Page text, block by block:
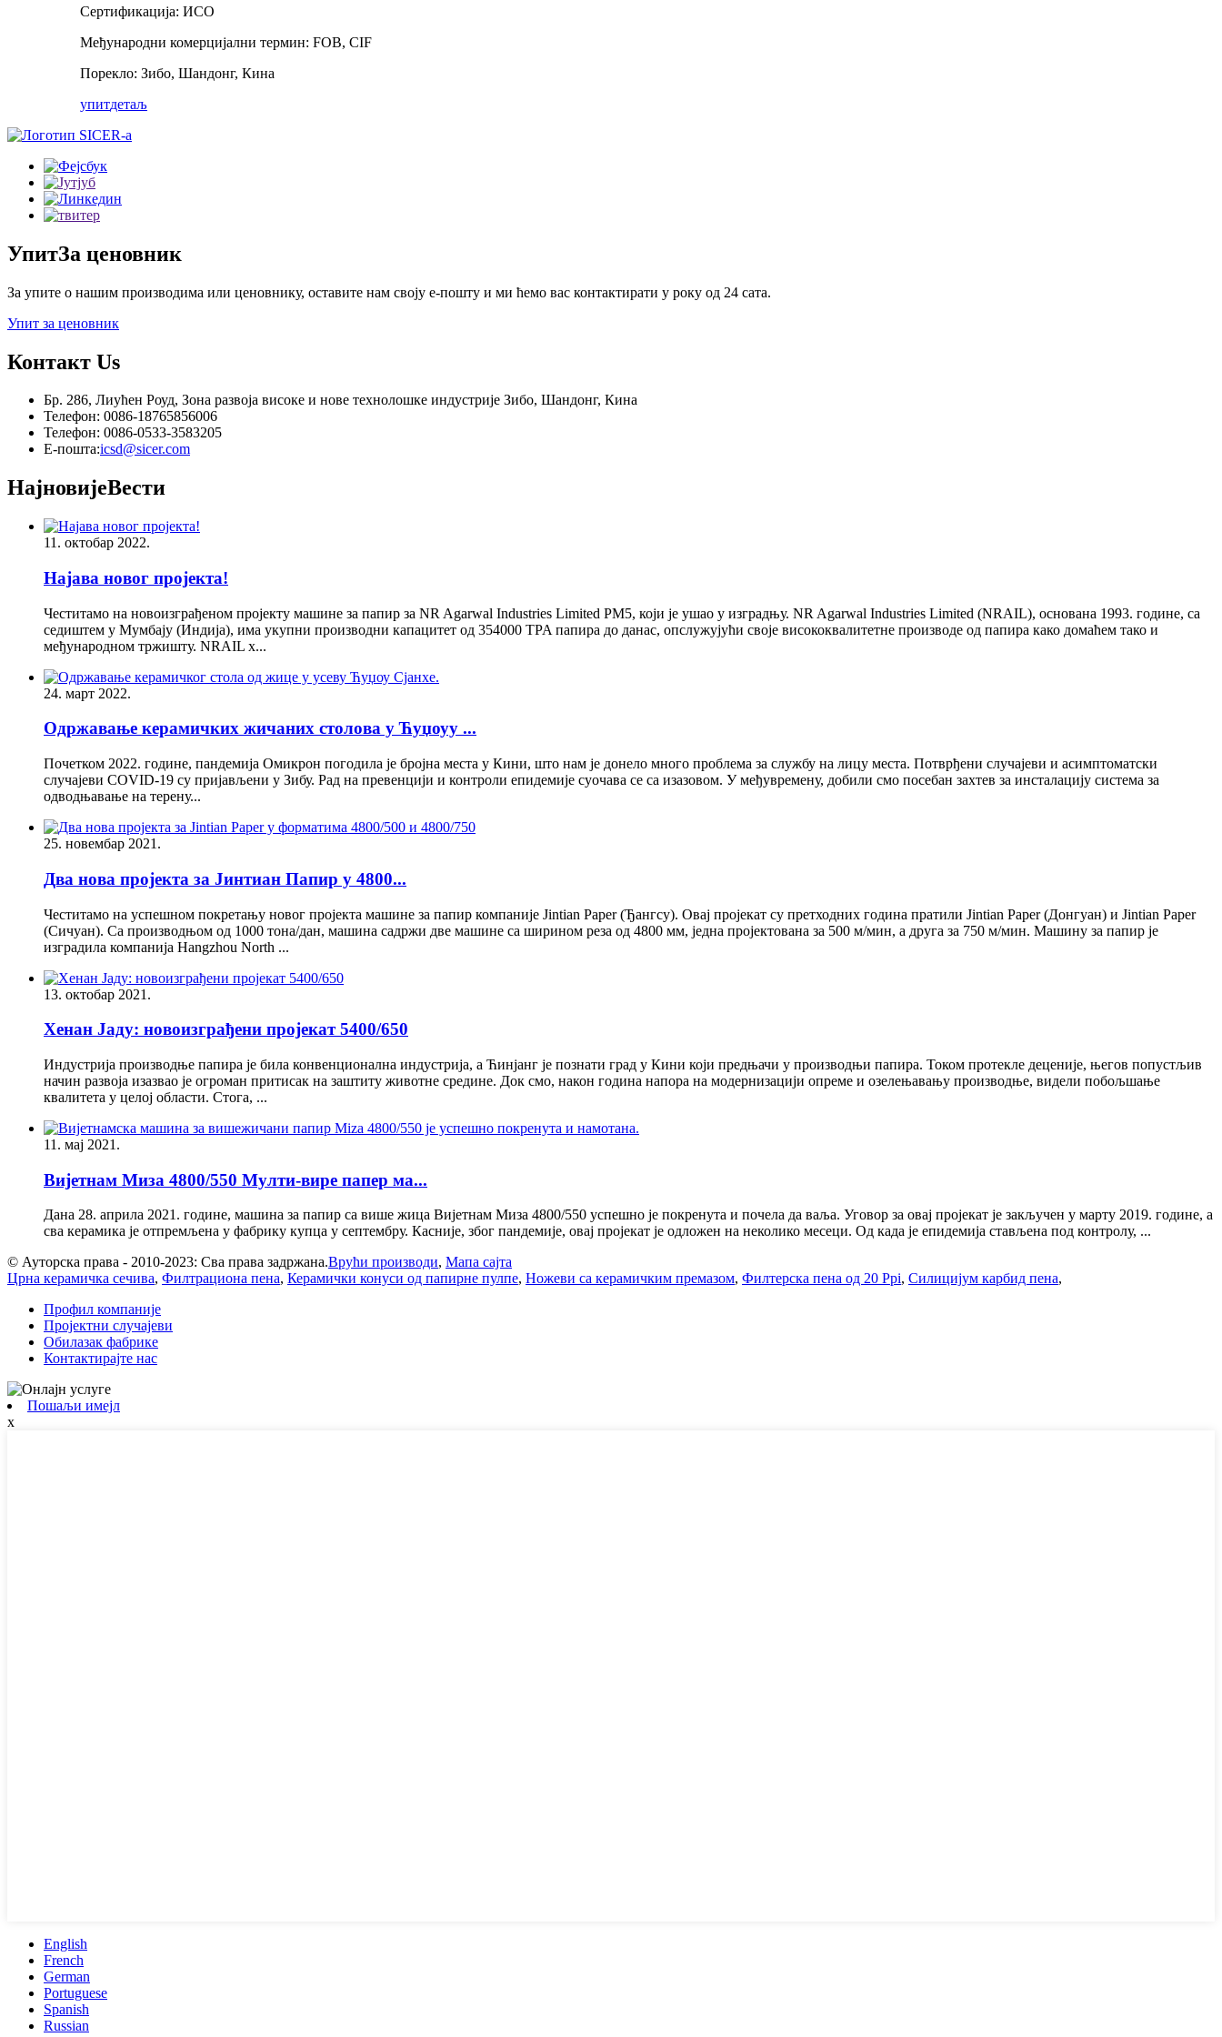
Сертификација: ИСО
Међународни комерцијални термин: FOB, CIF
Порекло: Зибо, Шандонг, Кина
упитдетаљ
УпитЗа ценовник
За упите о нашим производима или ценовнику, оставите нам своју е-пошту и ми ћемо вас контактирати у року од 24 сата.
Упит за ценовник
Контакт Us
Бр. 286, Лиућен Роуд, Зона развоја високе и нове технолошке индустрије Зибо, Шандонг, Кина
Телефон: 0086-18765856006
Телефон: 0086-0533-3583205
Е-пошта:icsd@sicer.com
НајновијеВести
11. октобар 2022.
Најава новог пројекта!
Честитамо на новоизграђеном пројекту машине за папир за NR Agarwal Industries Limited PM5, који је ушао у изградњу. NR Agarwal Industries Limited (NRAIL), основана 1993. године, са
седиштем у Мумбају (Индија), има укупни производни капацитет од 354000 TPA папира до данас, опслужујући своје висококвалитетне производе од папира како домаћем тако и
међународном тржишту. NRAIL х...
24. март 2022.
Одржавање керамичких жичаних столова у Ћуџоуу ...
Почетком 2022. године, пандемија Омикрон погодила је бројна места у Кини, што нам је донело много проблема за службу на лицу места. Потврђени случајеви и асимптоматски
случајеви COVID-19 су пријављени у Зибу. Рад на превенцији и контроли епидемије суочава се са изазовом. У међувремену, добили смо посебан захтев за инсталацију система за
одводњавање на терену...
25. новембар 2021.
Два нова пројекта за Јинтиан Папир у 4800...
Честитамо на успешном покретању новог пројекта машине за папир компаније Jintian Paper (Ђангсу). Овај пројекат су претходних година пратили Jintian Paper (Донгуан) и Jintian Paper
(Сичуан). Са производњом од 1000 тона/дан, машина садржи две машине са ширином реза од 4800 мм, једна пројектована за 500 м/мин, а друга за 750 м/мин. Машину за папир је
изградила компанија Hangzhou North ...
13. октобар 2021.
Хенан Јаду: новоизграђени пројекат 5400/650
Индустрија производње папира је била конвенционална индустрија, а Ћинјанг је познати град у Кини који предњачи у производњи папира. Током протекле деценије, његов попустљив
начин развоја изазвао је огроман притисак на заштиту животне средине. Док смо, након година напора на модернизацији опреме и озелењавању производње, видели побољшање
квалитета у целој области. Стога, ...
11. мај 2021.
Вијетнам Миза 4800/550 Мулти-вире папер ма...
Дана 28. априла 2021. године, машина за папир са више жица Вијетнам Миза 4800/550 успешно је покренута и почела да ваља. Уговор за овај пројекат је закључен у марту 2019. године, а
сва керамика је отпремљена у фабрику купца у септембру. Касније, због пандемије, овај пројекат је одложен на неколико месеци. Од када је епидемија стављена под контролу, ...
© Ауторска права - 2010-2023: Сва права задржана.Врући производи, Мапа сајта
Црна керамичка сечива, Филтрациона пена, Керамички конуси од папирне пулпе, Ножеви са керамичким премазом, Филтерска пена од 20 Ppi, Силицијум карбид пена,
Профил компаније
Пројектни случајеви
Обилазак фабрике
Контактирајте нас
Пошаљи имејл
x
English
French
German
Portuguese
Spanish
Russian